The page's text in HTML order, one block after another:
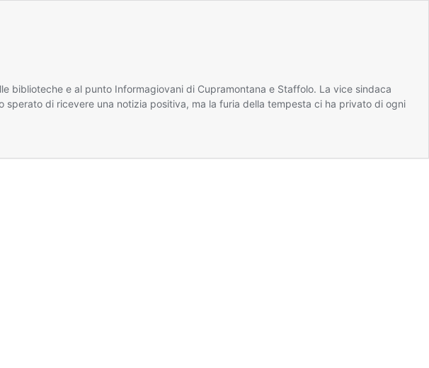
biblioteche e al punto Informagiovani di Cupramontana e Staffolo. La vice sindaca
di ricevere una notizia positiva, ma la furia della tempesta ci ha privato di ogni